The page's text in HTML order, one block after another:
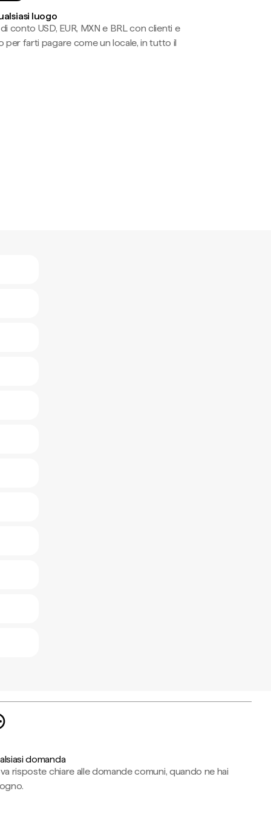
luogo
conto USD, EUR, MXN e BRL con clienti e
farti pagare come un locale, in tutto il
domanda
risposte chiare alle domande comuni, quando ne hai